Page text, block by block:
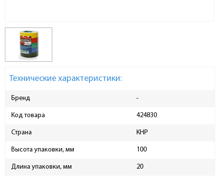
Технические характеристики:
Бренд -
Код товара 424830
Страна КНР
Высота упаковки, мм 100
Длина упаковки, мм 20